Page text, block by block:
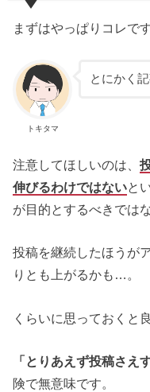
まずはやっぱりコレです
トキタマ
とにかく
注意してほしいのは、
伸びるわけではないと
が目的とするべきでは
投稿を継続したほうが
りとも上がるかも…。
くらいに思っておくと
「とりあえず投稿さえ
険で無意味です。